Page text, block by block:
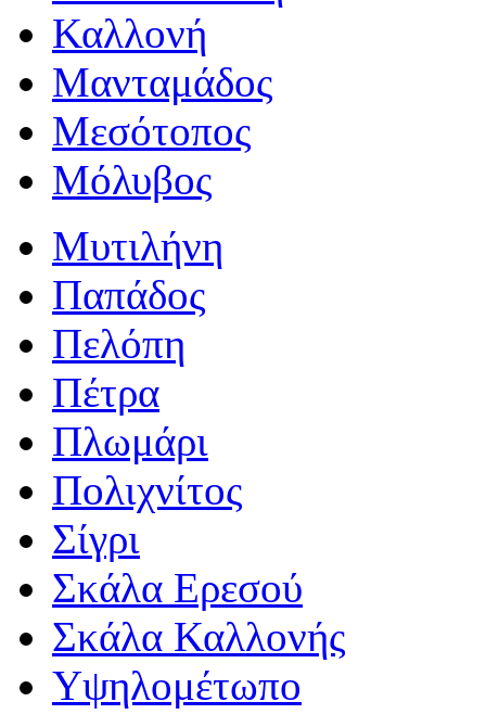
Καλλονή
Μανταμάδος
Μεσότοπος
Μόλυβος
Μυτιλήνη
Παπάδος
Πελόπη
Πέτρα
Πλωμάρι
Πολιχνίτος
Σίγρι
Σκάλα Ερεσού
Σκάλα Καλλονής
Υψηλομέτωπο